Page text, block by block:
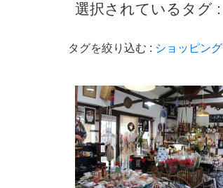
選択されているタグ :
タグを絞り込む : ショッピング